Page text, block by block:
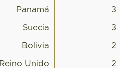
Panamá 3
Suecia 3
Bolivia 2
Reino Unido 2